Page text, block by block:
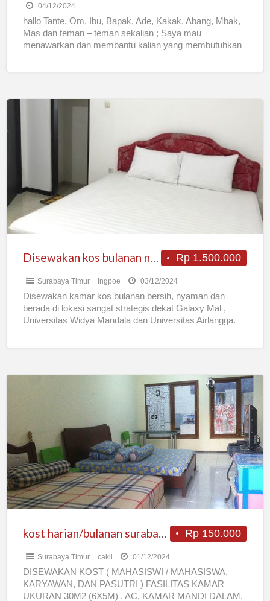
04/12/2024
hallo Tante, Om, Ibu, Bapak, Ade, Kakak, Abang, Mbak,
Mas dan teman – teman sekalian ; Saya mau
menawarkan dan membantu kalian yang membutuhkan
kos
nyaman
lokasi
strategis
Rp 1.500.000
Disewakan kos bulanan nyaman bersih lokasi strategis
Surabaya Timur Ingpoe 03/12/2024
Disewakan kamar kos bulanan bersih, nyaman dan
berada di lokasi sangat strategis dekat Galaxy Mal ,
Universitas Widya Mandala dan Universitas Airlangga.
mulyosari
Rp 150.000
kost harian/bulanan surabaya mulyosari
Surabaya Timur cakil 01/12/2024
DISEWAKAN KOST ( MAHASISWI / MAHASISWA,
KARYAWAN, DAN PASUTRI ) FASILITAS KAMAR
UKURAN 30M2 (6X5M) , AC, KAMAR MANDI DALAM,